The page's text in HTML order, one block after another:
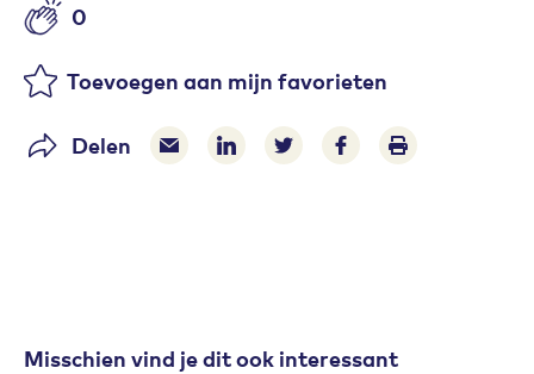
Aantal likes
0
Toevoegen aan mijn favorieten
Delen Delen via e-mail
Delen via LinkedIn
Deel op Twitter
Deel op Facebook
Print pagina
Misschien vind je dit ook interessant